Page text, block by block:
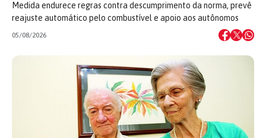
Medida endurece regras contra descumprimento da norma, prevê
reajuste automático pelo combustível e apoio aos autônomos
05/08/2026